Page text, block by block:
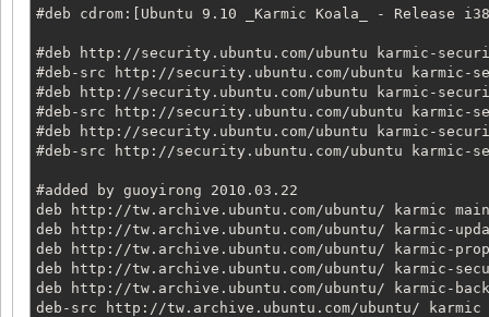
#deb cdrom:[Ubuntu 9.10 _Karmic Koala_ - Release
#deb http://security.ubuntu.com/ubuntu karmic-
#deb-src http://security.ubuntu.com/ubuntu karmic-
#deb http://security.ubuntu.com/ubuntu karmic-
#deb-src http://security.ubuntu.com/ubuntu karmic-
#deb http://security.ubuntu.com/ubuntu karmic-
#deb-src http://security.ubuntu.com/ubuntu karmic-
#added by guoyirong 2010.03.22
deb http://tw.archive.ubuntu.com/ubuntu/ karmic
deb http://tw.archive.ubuntu.com/ubuntu/ karmic-
deb http://tw.archive.ubuntu.com/ubuntu/ karmic-
deb http://tw.archive.ubuntu.com/ubuntu/ karmic-
deb http://tw.archive.ubuntu.com/ubuntu/ karmic-
deb-src http://tw.archive.ubuntu.com/ubuntu/